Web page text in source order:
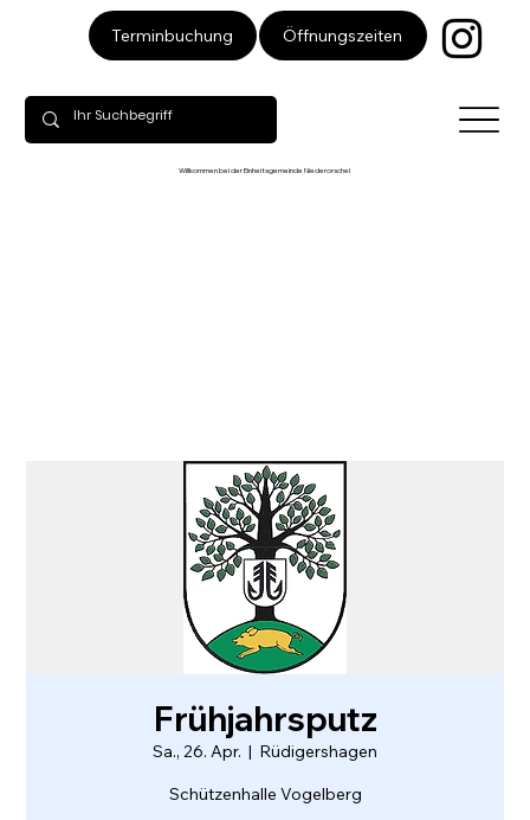
Terminbuchung Öffnungszeiten
Willkommen bei der Einheitsgemeinde Niederorschel
Frühjahrsputz
Sa., 26. Apr.
  |
Rüdigershagen
Schützenhalle Vogelberg